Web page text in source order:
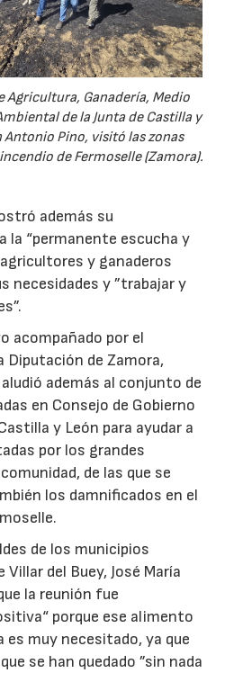
Agricultura, Ganadería, Medio
de la Junta de Castilla y
Antonio Pino, visitó las zonas
de Fermoselle (Zamora).
además su
la “permanente escucha y
y ganaderos
necesidades y ”trabajar y
acompañado por el
Diputación de Zamora,
aludió además al conjunto de
en Consejo de Gobierno
y León para ayudar a
por los grandes
de las que se
los damnificados en el
de los municipios
del Buey, José María
la reunión fue
porque ese alimento
es muy necesitado, ya que
se han quedado ”sin nada